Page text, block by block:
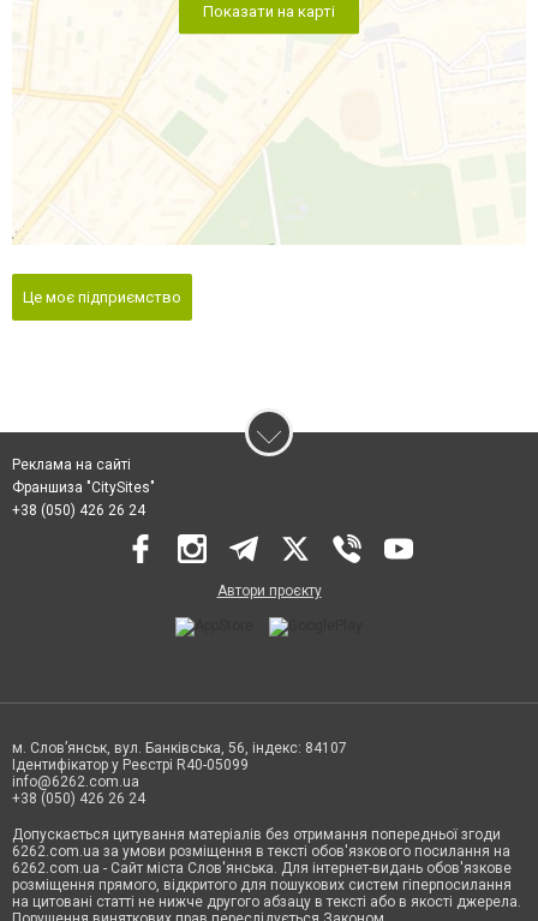
Показати на карті
Це моє підприємство
Реклама на сайті
Франшиза "CitySites"
+38 (050) 426 26 24
Автори проєкту
м. Слов’янськ, вул. Банківська, 56, індекс: 84107
Ідентифікатор у Реєстрі R40-05099
info@6262.com.ua
+38 (050) 426 26 24
Допускається цитування матеріалів без отримання попередньої згоди
6262.com.ua за умови розміщення в тексті обов'язкового посилання на
6262.com.ua - Сайт міста Слов'янська. Для інтернет-видань обов'язкове
розміщення прямого, відкритого для пошукових систем гіперпосилання
на цитовані статті не нижче другого абзацу в тексті або в якості джерела.